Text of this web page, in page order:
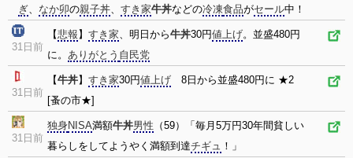
ぎ、 なか卯の親子丼、 すき家牛丼などの冷凍食品がセール中！
31日前
【悲報 】 すき家、明日から牛丼30円値上げ。並盛480円
に。 ありがとう 自民党
31日前
【牛丼】 すき家30円値上げ 8日から並盛480円に ★2
[蚤の市★]
31日前
独身NISA満額牛丼男性 （59）「毎月5万円30年間貧しい
暮らしをしてようやく満額到達チギュ ！」